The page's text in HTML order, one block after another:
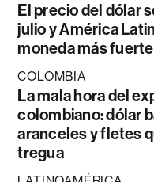
El precio del dólar
julio y América
moneda más
COLOMBIA
La mala hora del
colombiano: dólar
aranceles y fletes
tregua